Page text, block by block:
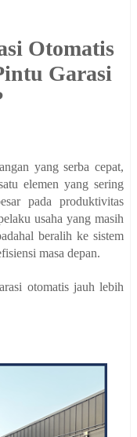
Otomatis
Garasi
yang serba cepat,
elemen yang sering
pada produktivitas
usaha yang masih
beralih ke sistem
masa depan.
otomatis jauh lebih